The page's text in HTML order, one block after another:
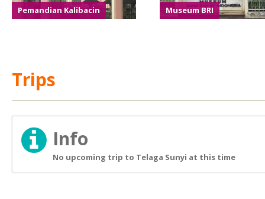
Pemandian Kalibacin Museum BRI
Trips
Info
No upcoming trip to Telaga Sunyi at this time